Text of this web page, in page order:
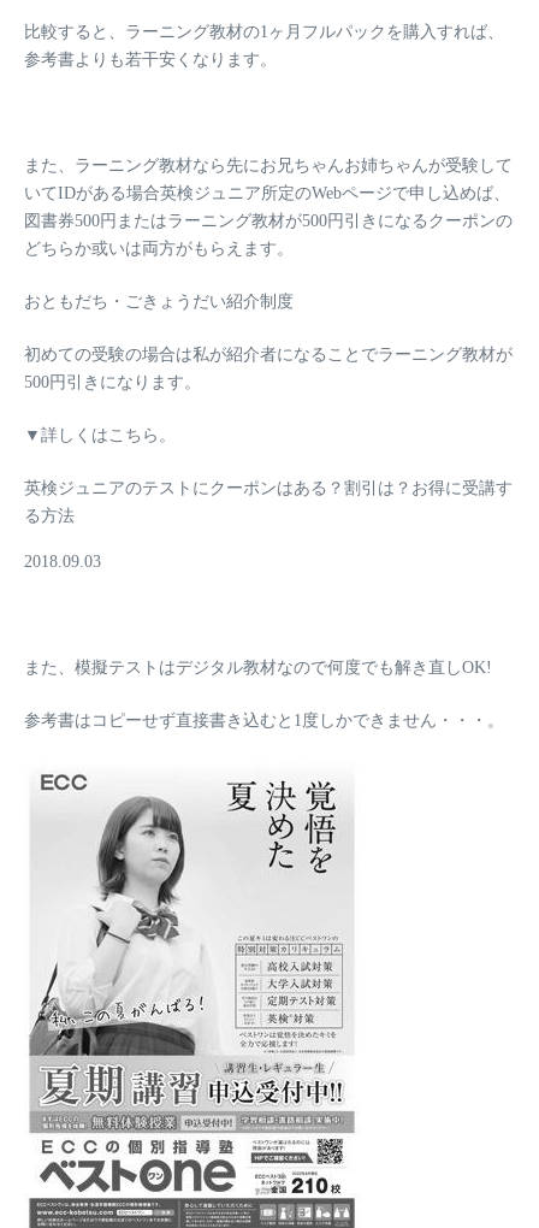
比較すると、 ラーニング教材の1ヶ月フルパック を購入すれば、
参考書よりも若干安くなります。
また、ラーニング教材なら先にお兄ちゃんお姉ちゃんが受験して
いてIDがある場合英検ジュニア所定のWebページで申し込めば、
図書券500円 またはラーニング教材が500円引きになるクーポンの
どちらか或いは両方がもらえます。
おともだち・ごきょうだい紹介制度
初めての受験の場合は私が紹介者になることでラーニング教材が
500円引き になります。
▼詳しくはこちら。
英検ジュニアのテストにクーポンはある？割引は？お得に受講す
る方法
2018.09.03
また、模擬テストはデジタル教材なので何度でも解き直しOK!
参考書はコピーせず直接書き込むと1度しかできません・・・。